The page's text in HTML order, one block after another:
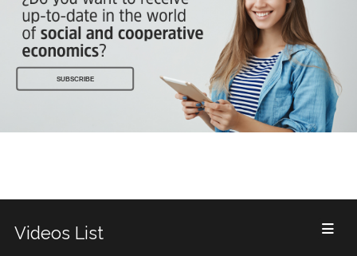
SUBSCRIBE
Videos List